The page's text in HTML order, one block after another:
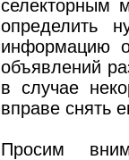
селекторным
определить
информацию
объявлений
в случае
вправе снять
Просим